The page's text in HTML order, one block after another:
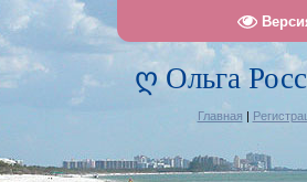
ღ Ольга
Главная |